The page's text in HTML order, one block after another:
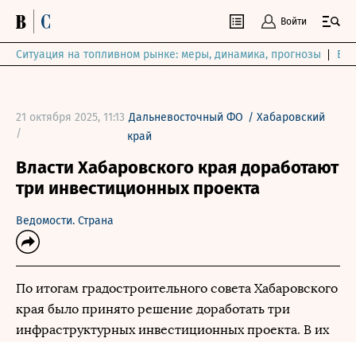
Войти
Ситуация на топливном рынке: меры, динамика, прогнозы
21 октября 2025, 11:13
/
Дальневосточный ФО / Хабаровский
край
Власти Хабаровского края доработают
три инвестиционных проекта
Ведомости. Страна
По итогам градостроительного совета Хабаровского
края было принято решение доработать три
инфраструктурных инвестиционных проекта. В их